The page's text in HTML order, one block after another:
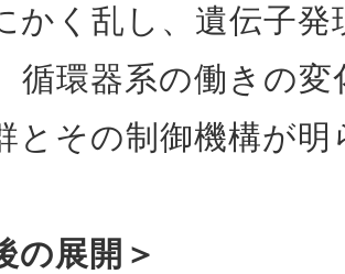
かく乱し、遺伝子
循環器系の働きの
とその制御機構が
の展開＞